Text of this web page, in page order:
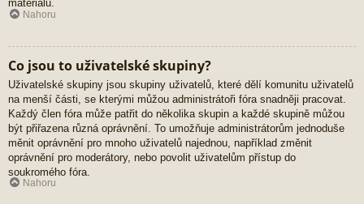
materiálů.
Nahoru
Co jsou to uživatelské skupiny?
Uživatelské skupiny jsou skupiny uživatelů, které dělí komunitu uživatelů
na menší části, se kterými můžou administrátoři fóra snadněji pracovat.
Každý člen fóra může patřit do několika skupin a každé skupině můžou
být přiřazena různá oprávnění. To umožňuje administrátorům jednoduše
měnit oprávnění pro mnoho uživatelů najednou, například změnit
oprávnění pro moderátory, nebo povolit uživatelům přístup do
soukromého fóra.
Nahoru